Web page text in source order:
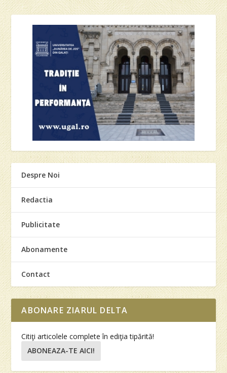
Despre Noi
Redactia
Publicitate
Abonamente
Contact
ABONARE ZIARUL DELTA
Citiţi articolele complete în ediţia tipărită!
ABONEAZA-TE AICI!